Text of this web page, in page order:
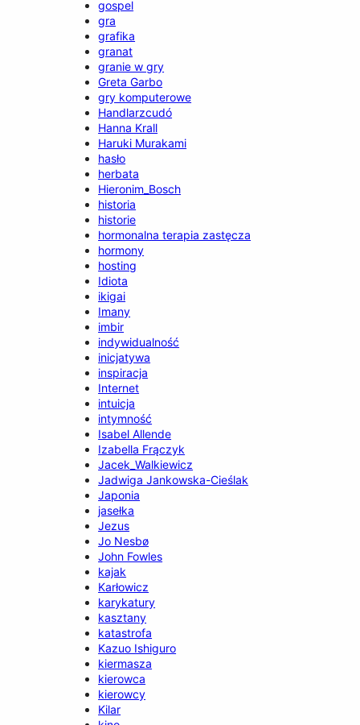
gospel
gra
grafika
granat
granie w gry
Greta Garbo
gry komputerowe
Handlarzcudó
Hanna Krall
Haruki Murakami
hasło
herbata
Hieronim_Bosch
historia
historie
hormonalna terapia zastęcza
hormony
hosting
Idiota
ikigai
Imany
imbir
indywidualność
inicjatywa
inspiracja
Internet
intuicja
intymność
Isabel Allende
Izabella Frączyk
Jacek_Walkiewicz
Jadwiga Jankowska-Cieślak
Japonia
jasełka
Jezus
Jo Nesbø
John Fowles
kajak
Karłowicz
karykatury
kasztany
katastrofa
Kazuo Ishiguro
kiermasza
kierowca
kierowcy
Kilar